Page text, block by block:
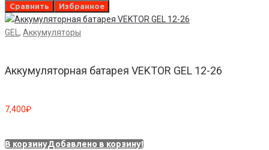
Сравнить Избранное
GEL, Аккумуляторы
Аккумуляторная батарея VEKTOR GEL 12-26
7,400₽
В корзинуДобавлено в корзину!